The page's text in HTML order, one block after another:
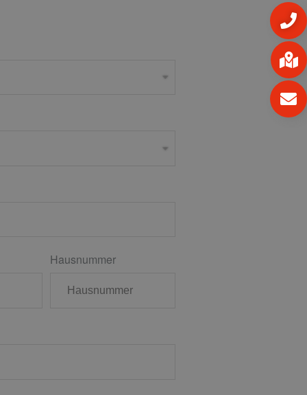
Hausnummer